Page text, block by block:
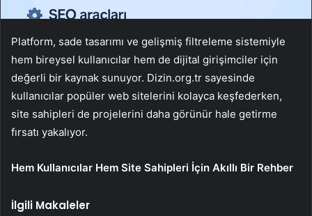
Platform, sade tasarımı ve gelişmiş filtreleme sistemiyle
hem bireysel kullanıcılar hem de dijital girişimciler için
değerli bir kaynak sunuyor. Dizin.org.tr sayesinde
kullanıcılar popüler web sitelerini kolayca keşfederken,
site sahipleri de projelerini daha görünür hale getirme
fırsatı yakalıyor.
Hem Kullanıcılar Hem Site Sahipleri İçin Akıllı Bir Rehber
İlgili Makaleler